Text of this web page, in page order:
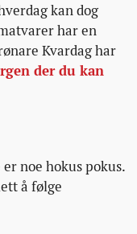
kan dog
har en
Kvardag har
der du kan
noe hokus pokus.
å følge